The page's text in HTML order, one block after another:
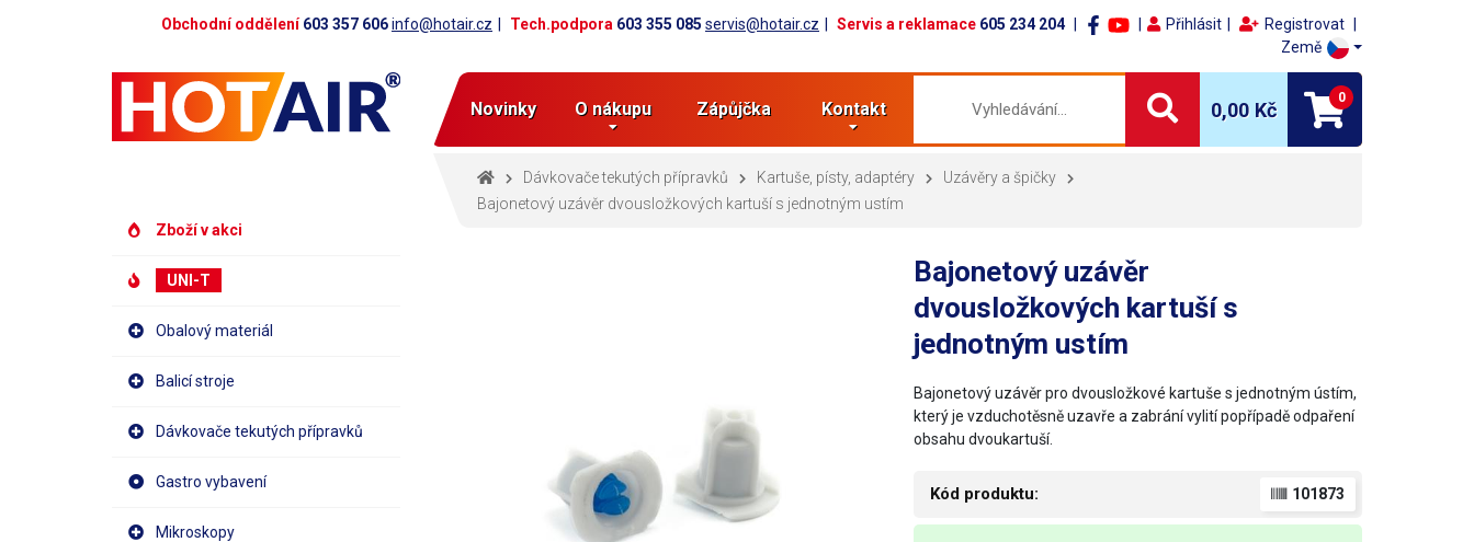
Obchodní oddělení603 357 606info@hotair.cz Tech.podpora 603 355 085 servis@hotair.cz Servis a reklamace 605 234 204 Přihlásit
Registrovat
Země
Novinky O nákupu Zápůjčka Kontakt 0,00 Kč
0
Zboží v akci
UNI-T
Obalový materiál
Balicí stroje
Dávkovače tekutých přípravků
Gastro vybavení
Mikroskopy
Dávkovače tekutých přípravků Kartuše, písty, adaptéry
Uzávěry a špičky
Bajonetový uzávěr dvousložkových kartuší s jednotným ustím
Bajonetový uzávěr
dvousložkových kartuší s
jednotným ustím
Bajonetový uzávěr pro dvousložkové kartuše s jednotným ústím,
který je vzduchotěsně uzavře a zabrání vylití popřípadě odpaření
obsahu dvoukartuší.
Kód produktu: 101873